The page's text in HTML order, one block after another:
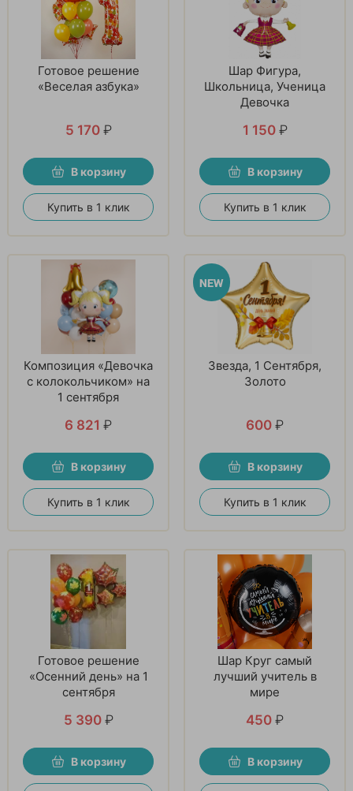
Готовое решение
«Веселая азбука»
5 170 ₽
В корзину
Купить в 1 клик
Шар Фигура,
Школьница, Ученица
Девочка
1 150 ₽
В корзину
Купить в 1 клик
Композиция «Девочка
с колокольчиком» на
1 сентября
6 821 ₽
В корзину
Купить в 1 клик
Звезда, 1 Сентября,
Золото
600 ₽
В корзину
Купить в 1 клик
Готовое решение
«Осенний день» на 1
сентября
5 390 ₽
В корзину
Шар Круг самый
лучший учитель в
мире
450 ₽
В корзину